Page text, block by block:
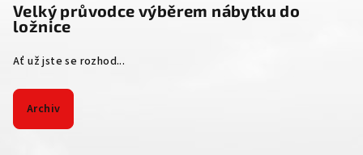
Velký průvodce výběrem nábytku do
ložnice
Ať už jste se rozhod...
Archiv